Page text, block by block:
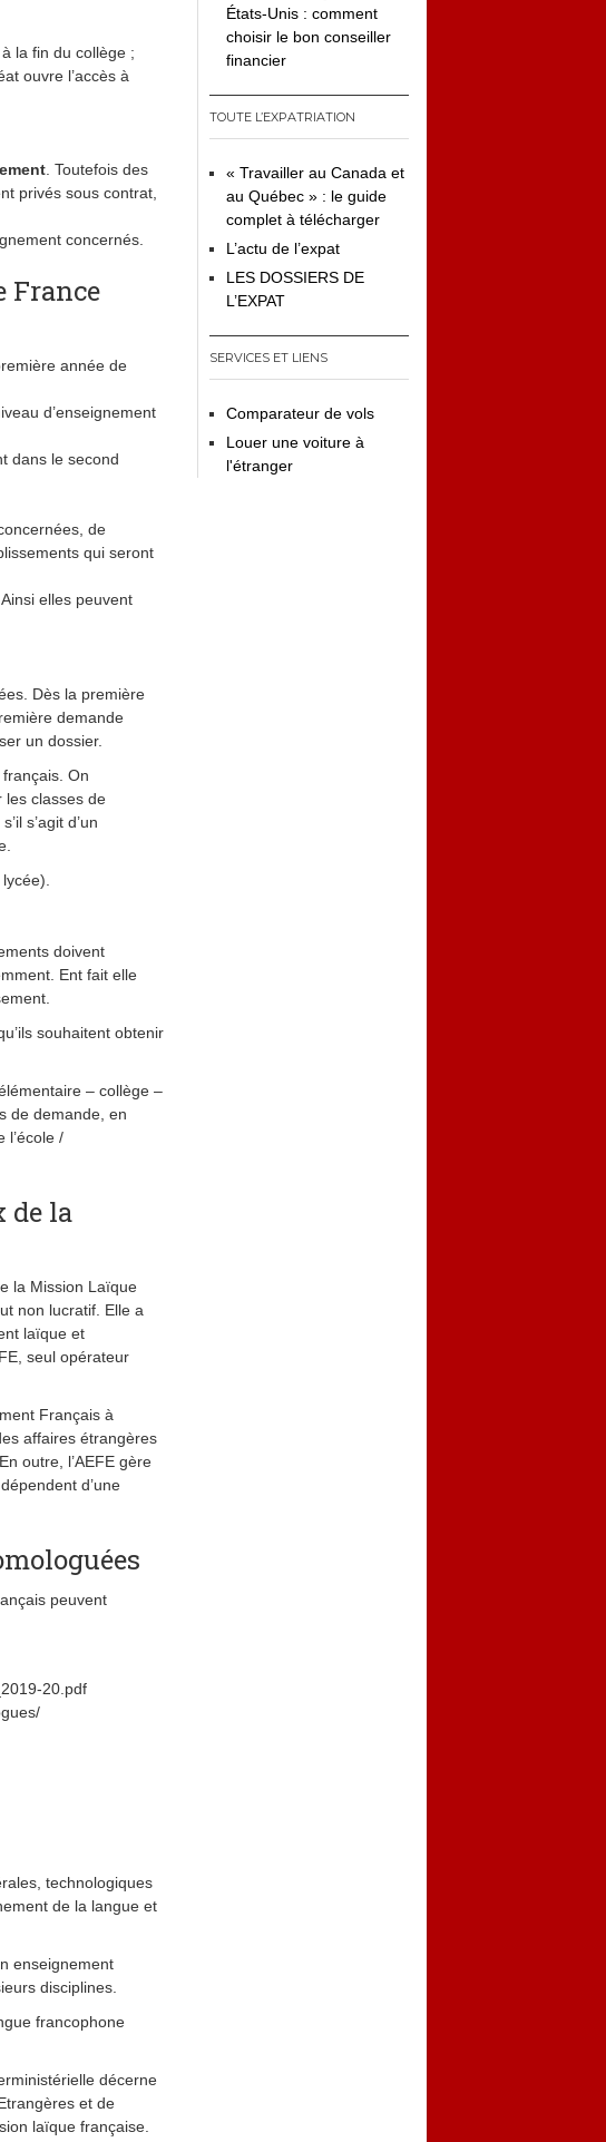
la fin du collège ;
ouvre l’accès à
. Toutefois des
privés sous contrat,
concernés.
France
année de
d’enseignement
dans le second
de
qui seront
elles peuvent
Dès la première
demande
un dossier.
On
les classes de
s’agit d’un
doivent
Ent fait elle
souhaitent obtenir
– collège –
de demande, en
l’école /
de la
la Mission Laïque
non lucratif. Elle a
laïque et
seul opérateur
Français à
affaires étrangères
outre, l’AEFE gère
d’une
peuvent
20.pdf
technologiques
de la langue et
enseignement
disciplines.
francophone
décerne
et de
laïque française.
États-Unis : comment
choisir le bon conseiller
financier
TOUTE L’EXPATRIATION
« Travailler au Canada et
au Québec » : le guide
complet à télécharger
L’actu de l’expat
LES DOSSIERS DE
L’EXPAT
SERVICES ET LIENS
Comparateur de vols
Louer une voiture à
l'étranger